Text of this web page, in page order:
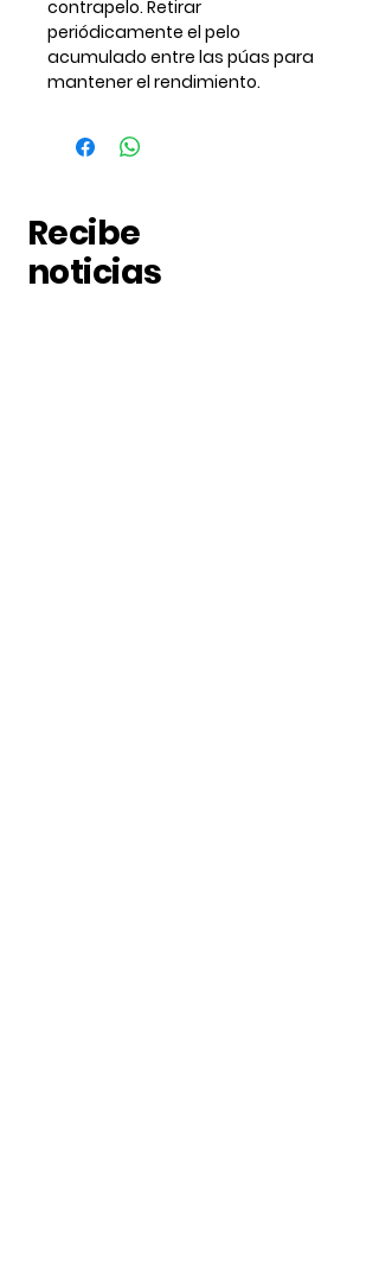
contrapelo. Retirar
periódicamente el pelo
acumulado entre las púas para
mantener el rendimiento.
Recibe
noticias